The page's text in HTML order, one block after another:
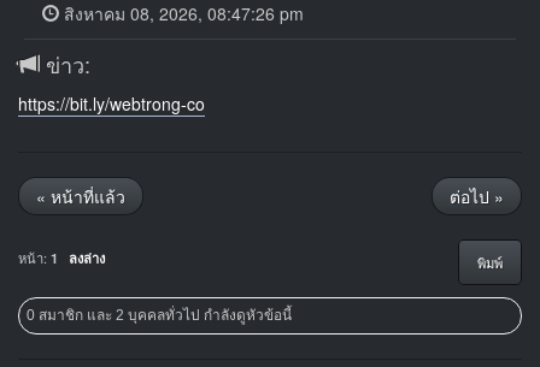
สิงหาคม 08, 2026, 08:47:26 pm
ข่าว:
https://bit.ly/webtrong-co
« หน้าที่แล้ว ต่อไป »
พิมพ์
หน้า: 1 ลงล่าง
0 สมาชิก และ 2 บุคคลทั่วไป กำลังดูหัวข้อนี้